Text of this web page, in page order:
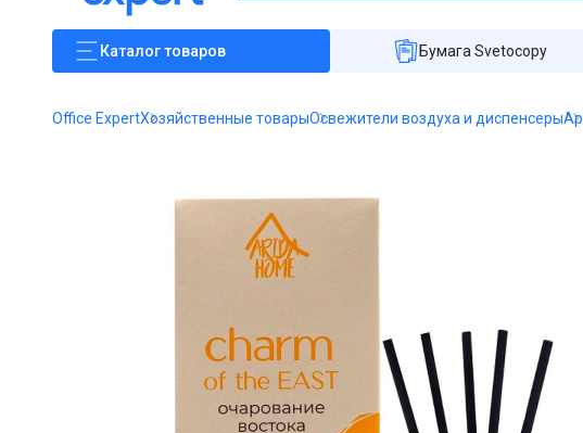
Каталогтоваров Бумага Svetocopy
Office ExpertХозяйственные товарыОсвежители воздуха и диспенсеры